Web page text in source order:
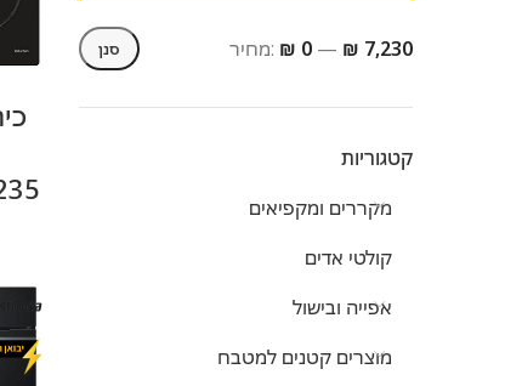
מחיר מינימלי
מחיר מקסימלי סנן מחיר: ₪ 0 — ₪ 7,230
קטגוריות
מקררים ומקפיאים
קולטי אדים
אפייה ובישול
מוצרים קטנים למטבח